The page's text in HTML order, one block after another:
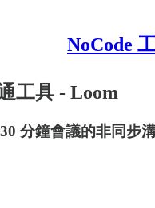
NoCode
工具 - Loom
分鐘會議的非同步